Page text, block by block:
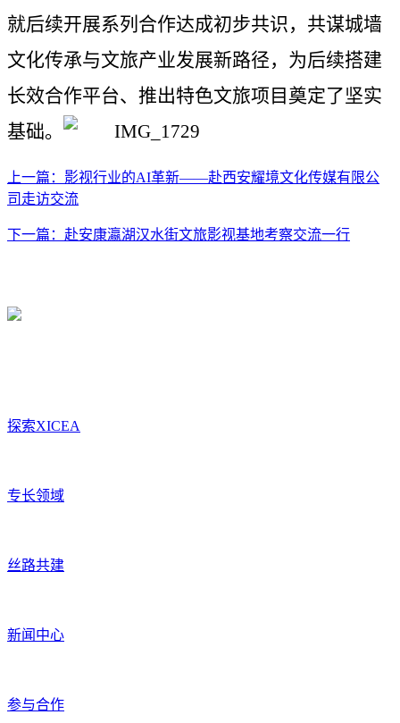
就后续开展系列合作达成初步共识，共谋城墙
文化传承与文旅产业发展新路径，为后续搭建
长效合作平台、推出特色文旅项目奠定了坚实
基础。
上一篇：影视行业的AI革新——赴西安耀境文化传媒有限公
司走访交流
下一篇：赴安康瀛湖汉水街文旅影视基地考察交流一行
探索XICEA
专长领域
丝路共建
新闻中心
参与合作